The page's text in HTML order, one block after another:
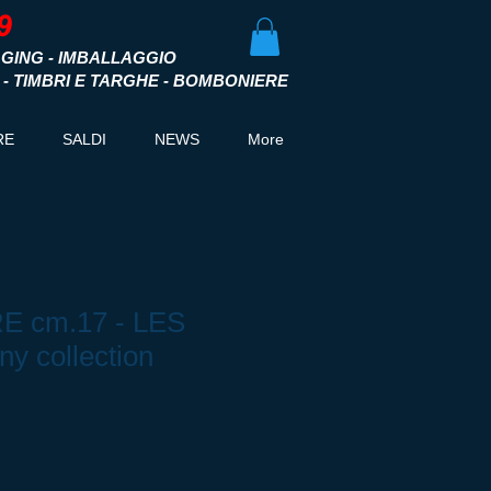
- IMBALLAGGIO
TIMBRI E TARGHE - BOMBONIERE
SALDI NEWS More
cm.17 - LES
collection